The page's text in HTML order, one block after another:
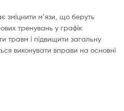
зміцнити м’язи, що беруть
тренувань у графік
травм і підвищити загальну
виконувати вправи на основні